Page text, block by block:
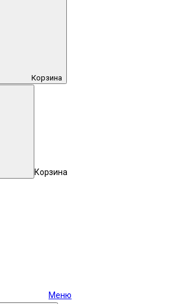
Корзина
Корзина
Меню